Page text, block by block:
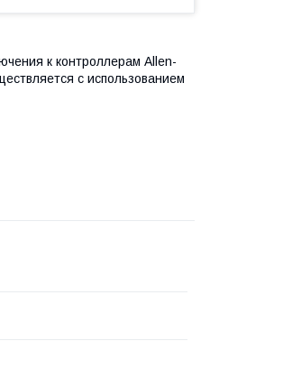
к контроллерам Allen-
с использованием